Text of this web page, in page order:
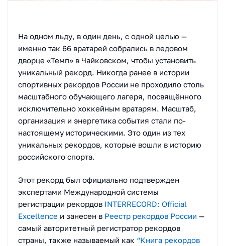
На одном льду, в один день, с одной целью —
именно так 66 вратарей собрались в ледовом
дворце «Темп» в Чайковском, чтобы установить
уникальный рекорд. Никогда ранее в истории
спортивных рекордов России не проходило столь
масштабного обучающего лагеря, посвящённого
исключительно хоккейным вратарям. Масштаб,
организация и энергетика события стали по-
настоящему историческими. Это один из тех
уникальных рекордов, которые вошли в историю
российского спорта.
Этот рекорд был официально подтвержден
экспертами Международной системы
регистрации рекордов INTERRECORD: Official
Excellence и занесен в Реестр рекордов России —
самый авторитетный регистратор рекордов
страны, также называемый как “Книга рекордов